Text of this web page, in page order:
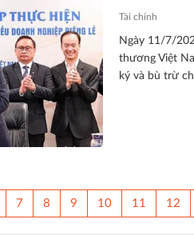
Tài chính
Ngày 11/7/
thương Việt
ký và bù trừ
7 8 9 10 11 12